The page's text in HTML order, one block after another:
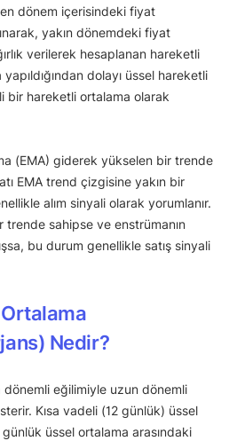
dönem içerisindeki fiyat
yakın dönemdeki fiyat
verilerek hesaplanan hareketli
yapıldığından dolayı üssel hareketli
bir hareketli ortalama olarak
(EMA) giderek yükselen bir trende
EMA trend çizgisine yakın bir
alım sinyali olarak yorumlanır.
sahipse ve enstrümanın
bu durum genellikle satış sinyali
Nedir?
dönemli eğilimiyle uzun dönemli
Kısa vadeli (12 günlük) üssel
üssel ortalama arasındaki